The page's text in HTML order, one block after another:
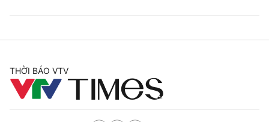
THỜI BÁO VTV